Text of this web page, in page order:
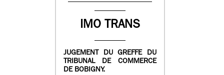
IMO TRANS
JUGEMENT DU GREFFE DU
TRIBUNAL DE COMMERCE
DE BOBIGNY.